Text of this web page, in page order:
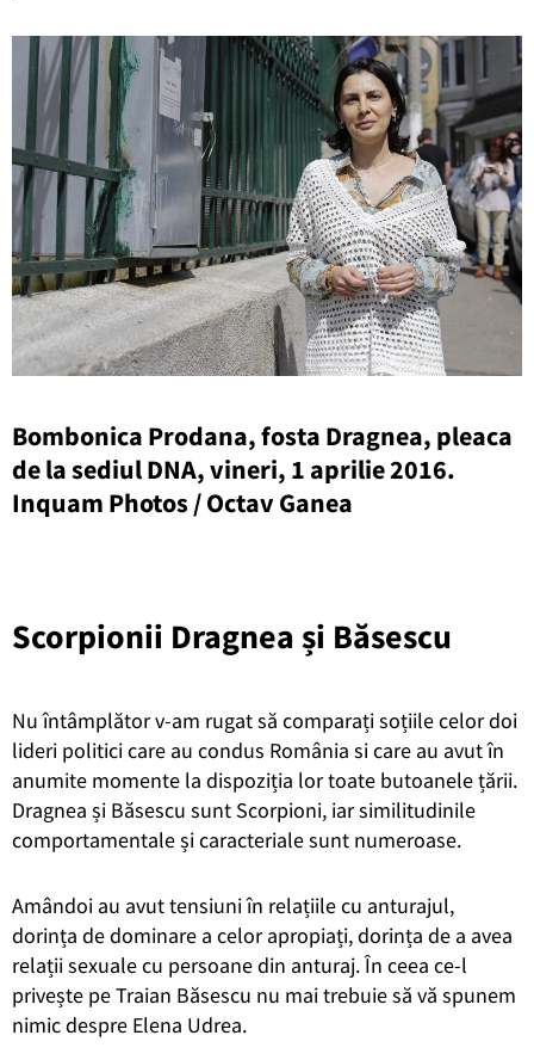
Bombonica Prodana, fosta Dragnea, pleaca
de la sediul DNA, vineri, 1 aprilie 2016.
Inquam Photos / Octav Ganea
Scorpionii Dragneași Băsescu
Nu întâmplător v-am rugat să comparați soțiile celor doi
lideri politici care au condus România si care au avut în
anumite momente la dispoziția lor toate butoanele țării.
Dragnea și Băsescu sunt Scorpioni, iar similitudinile
comportamentale și caracteriale sunt numeroase.
Amândoi au avut tensiuni în relațiile cu anturajul,
dorința de dominare a celor apropiați, dorința de a avea
relații sexuale cu persoane din anturaj. În ceea ce-l
privește pe Traian Băsescu nu mai trebuie să vă spunem
nimic despre Elena Udrea.